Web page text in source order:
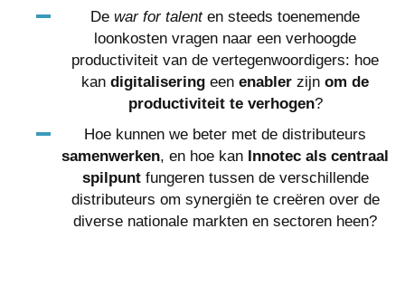
De war for talenten steeds toenemende
loonkosten vragen naar een verhoogde
productiviteit van de vertegenwoordigers: hoe
kan digitalisering een enabler zijn om de
productiviteit te verhogen?
Hoe kunnen we beter met de distributeurs
samenwerken, en hoe kan Innotec als centraal
spilpuntfungeren tussen de verschillende
distributeurs om synergiën te creëren over de
diverse nationale markten en sectoren heen?